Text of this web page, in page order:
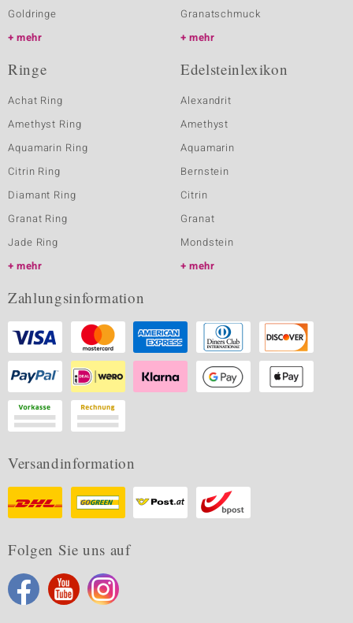
Goldringe
mehr
Granatschmuck
mehr
Ringe
Achat Ring
Amethyst Ring
Aquamarin Ring
Citrin Ring
Diamant Ring
Granat Ring
Jade Ring
mehr
Edelsteinlexikon
Alexandrit
Amethyst
Aquamarin
Bernstein
Citrin
Granat
Mondstein
mehr
Zahlungsinformation
Versandinformation
Folgen Sie uns auf